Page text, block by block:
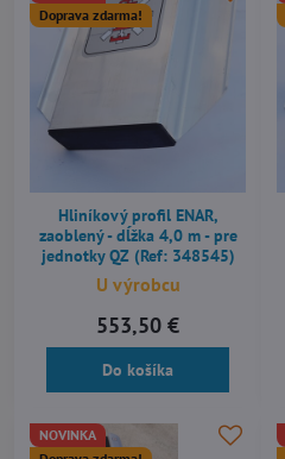
Doprava zdarma!
Hliníkový profil ENAR,
zaoblený - dĺžka 4,0 m - pre
jednotky QZ (Ref: 348545)
U výrobcu
553,50 €
Do košíka
NOVINKA